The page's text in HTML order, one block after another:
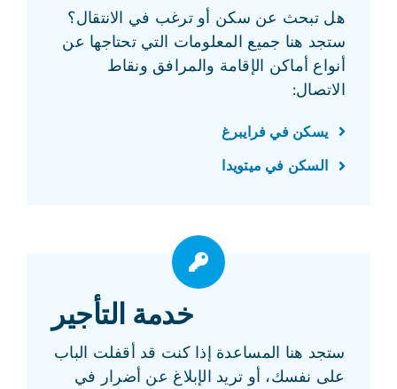
هل تبحث عن سكن أو ترغب في الانتقال؟
ستجد هنا جميع المعلومات التي تحتاجها عن
أنواع أماكن الإقامة والمرافق ونقاط
الاتصال:
يسكن في فرايبرغ
السكن في ميتويدا
خدمة التأجير
ستجد هنا المساعدة إذا كنت قد أقفلت الباب
على نفسك، أو تريد الإبلاغ عن أضرار في